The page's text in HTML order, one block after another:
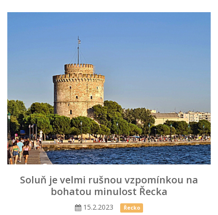
Soluň je velmi rušnou vzpomínkou na
bohatou minulost Řecka
15.2.2023 Řecko